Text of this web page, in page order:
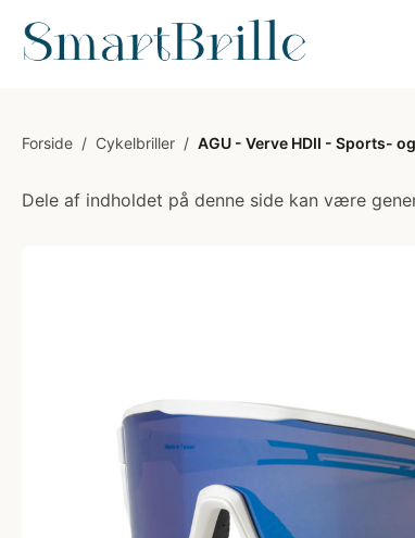
Forside / Cykelbriller / AGU - Verve HDII - Sports-
Dele af indholdet på denne side kan være